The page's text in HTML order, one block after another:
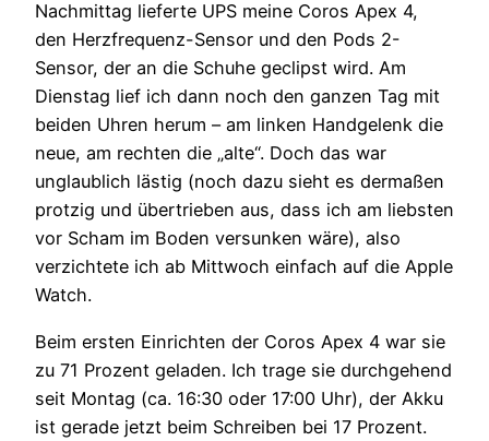
Nachmittag lieferte UPS meine Coros Apex 4,
den Herzfrequenz-Sensor und den Pods 2-
Sensor, der an die Schuhe geclipst wird. Am
Dienstag lief ich dann noch den ganzen Tag mit
beiden Uhren herum – am linken Handgelenk die
neue, am rechten die „alte“. Doch das war
unglaublich lästig (noch dazu sieht es dermaßen
protzig und übertrieben aus, dass ich am liebsten
vor Scham im Boden versunken wäre), also
verzichtete ich ab Mittwoch einfach auf die Apple
Watch.
Beim ersten Einrichten der Coros Apex 4 war sie
zu 71 Prozent geladen. Ich trage sie durchgehend
seit Montag (ca. 16:30 oder 17:00 Uhr), der Akku
ist gerade jetzt beim Schreiben bei 17 Prozent.